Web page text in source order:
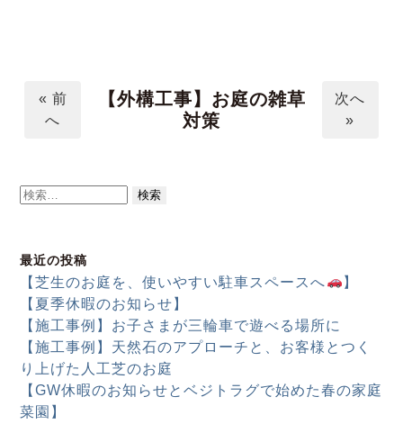
« 前
へ
【外構工事】お庭の雑草
対策
次へ
»
検
最近の投稿
【芝生のお庭を、使いやすい駐車スペースへ
】
【夏季休暇のお知らせ】
【施工事例】お子さまが三輪車で遊べる場所に
【施工事例】天然石のアプローチと、お客様とつく
り上げた人工芝のお庭
【GW休暇のお知らせとベジトラグで始めた春の家庭
菜園】